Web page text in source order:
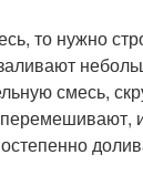
то нужно
смесь,